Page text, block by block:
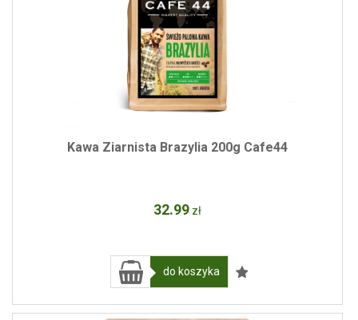
Kawa Ziarnista Brazylia 200g Cafe44
32.99 zł
do koszyka